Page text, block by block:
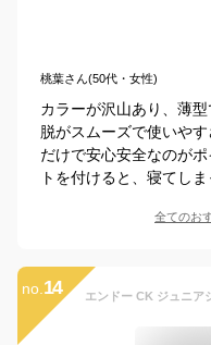
桃葉さん(50代・女性)
カラーが沢山あり、薄
脱がスムーズで使いや
だけで安心安全なのが
トを付けると、寝てしま
全てのお
no. 14